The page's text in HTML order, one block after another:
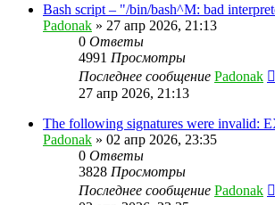
Bash script – "/bin/bash^M: bad
Padonak » 27 апр 2026, 21:13
0 Ответы
4991 Просмотры
Последнее сообщение Padonak
27 апр 2026, 21:13
The following signatures were invalid:
Padonak » 02 апр 2026, 23:35
0 Ответы
3828 Просмотры
Последнее сообщение Padonak